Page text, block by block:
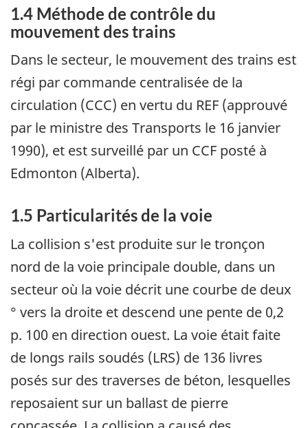
1.4 Méthode de contrôle du
mouvement des trains
Dans le secteur, le mouvement des trains est
régi par commande centralisée de la
circulation (CCC) en vertu du REF (approuvé
par le ministre des Transports le 16 janvier
1990), et est surveillé par un CCF posté à
Edmonton (Alberta).
1.5 Particularités de la voie
La collision s'est produite sur le tronçon
nord de la voie principale double, dans un
secteur où la voie décrit une courbe de deux
° vers la droite et descend une pente de 0,2
p. 100 en direction ouest. La voie était faite
de longs rails soudés (LRS) de 136 livres
posés sur des traverses de béton, lesquelles
reposaient sur un ballast de pierre